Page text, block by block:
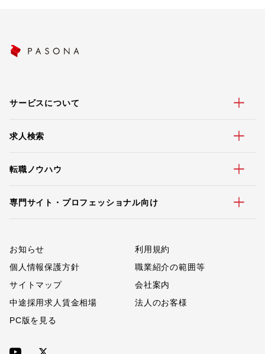
サービスについて
求人検索
転職ノウハウ
専門サイト・プロフェッショナル向け
お知らせ
利用規約
個人情報保護方針
職業紹介の範囲等
サイトマップ
会社案内
中途採用求人賃金相場
法人のお客様
PC版を見る